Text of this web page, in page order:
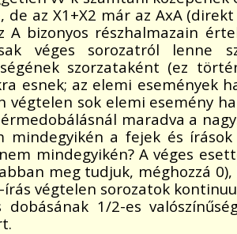
az X1+X2 már az AxA
A bizonyos részhalmazain
véges sorozatról lenne
szorzataként (ez
esnek; az elemi
sok elemi esemény
maradva a
mindegyikén a fejek és
mindegyikén? A véges
meg tudjuk, méghozzá
végtelen sorozatok
1/2-es